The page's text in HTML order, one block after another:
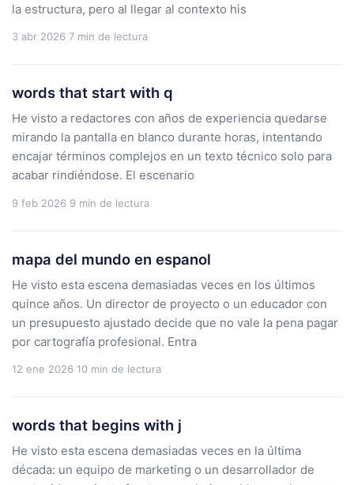
la estructura, pero al llegar al contexto his
3 abr 2026 7 min de lectura
words that start with q
He visto a redactores con años de experiencia quedarse
mirando la pantalla en blanco durante horas, intentando
encajar términos complejos en un texto técnico solo para
acabar rindiéndose. El escenario
9 feb 2026 9 min de lectura
mapa del mundo en espanol
He visto esta escena demasiadas veces en los últimos
quince años. Un director de proyecto o un educador con
un presupuesto ajustado decide que no vale la pena pagar
por cartografía profesional. Entra
12 ene 2026 10 min de lectura
words that begins with j
He visto esta escena demasiadas veces en la última
década: un equipo de marketing o un desarrollador de